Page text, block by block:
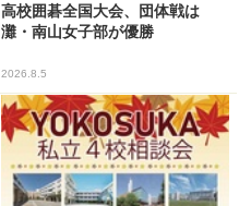
高校囲碁全国大会、団体戦は
灘・南山女子部が優勝
2026.8.5